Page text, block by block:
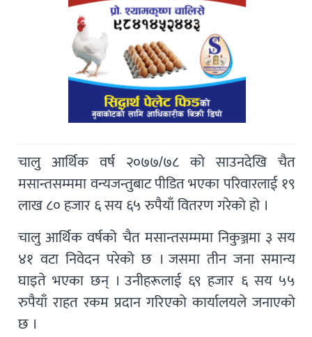
चालु आर्थिक वर्ष २०७७/७८ को साउनदेखि चैत
मसान्तसम्ममा वन्यजन्तुबाट पीडित भएका परिवारलाई १९
लाख ८० हजार ६ सय ६५ रुपैयाँ वितरण गरेको हो ।
चालु आर्थिक वर्षको चैत मसान्तसम्ममा निकुञ्जमा ३ सय
४१ वटा निवेदन परेको छ । जसमा तीन जना समान्य
घाइते भएका छन् । उनीहरूलाई ६९ हजार ६ सय ५५
रुपैयाँ राहत रकम प्रदान गरिएको कार्यालयले जनाएको
छ ।